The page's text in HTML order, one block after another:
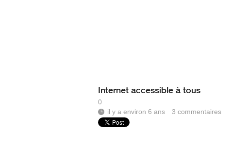
Internet accessible à tous
0
il y a environ 6 ans
3 commentaires